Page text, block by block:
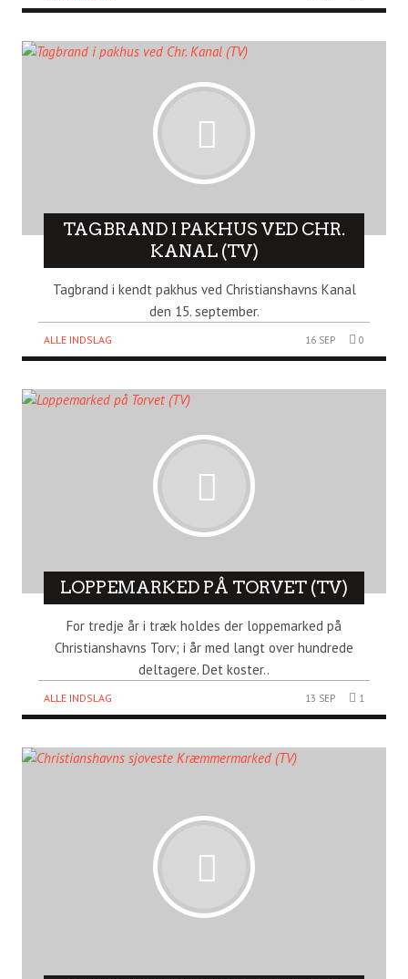
TAGBRAND I PAKHUS VED CHR.
KANAL (TV)
Tagbrand i kendt pakhus ved Christianshavns Kanal
den 15. september.
ALLE INDSLAG 16 SEP 0
LOPPEMARKED PÅ TORVET (TV)
For tredje år i træk holdes der loppemarked på
Christianshavns Torv; i år med langt over hundrede
deltagere. Det koster..
ALLE INDSLAG 13 SEP 1